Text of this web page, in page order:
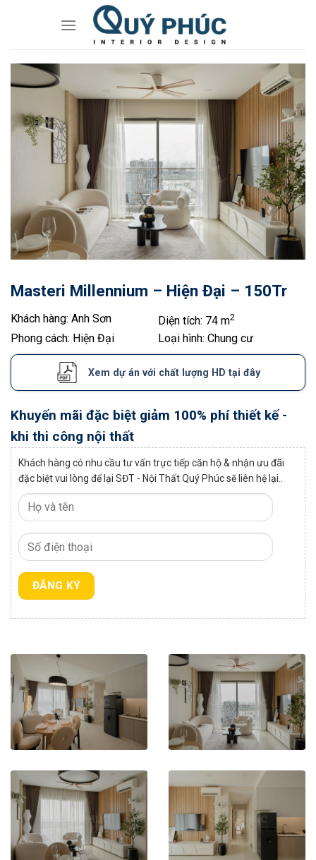
Masteri Millennium – Hiện Đại – 150Tr
Khách hàng: Anh Sơn Diện tích: 74 m2
Phong cách: Hiện Đại Loại hình: Chung cư
Xem dự án với chất lượng HD tại đây
Khuyến mãi đặc biệt giảm 100% phí thiết kế -
khi thi công nội thất
Khách hàng có nhu cầu tư vấn trực tiếp căn hộ & nhận ưu đãi
đặc biệt vui lòng để lại SĐT - Nội Thất Quý Phúc sẽ liên hệ lại..